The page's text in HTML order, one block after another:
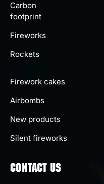
Carbon
footprint
Fireworks
Rockets
Firework cakes
Airbombs
New products
Silent fireworks
CONTACT US